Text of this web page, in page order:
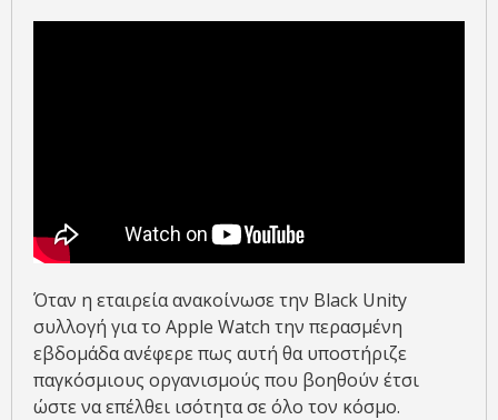
Όταν η εταιρεία ανακοίνωσε την Black Unity
συλλογή για το Apple Watch την περασμένη
εβδομάδα ανέφερε πως αυτή θα υποστήριζε
παγκόσμιους οργανισμούς που βοηθούν έτσι
ώστε να επέλθει ισότητα σε όλο τον κόσμο.